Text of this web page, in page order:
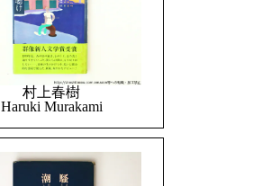
村上春樹
Haruki Murakami